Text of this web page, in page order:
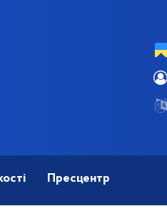
Пресцентр